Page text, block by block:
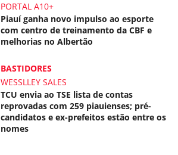
PORTAL A10+
Piauí ganha novo impulso ao esporte
com centro de treinamento da CBF e
melhorias no Albertão
BASTIDORES
WESSLLEY SALES
TCU envia ao TSE lista de contas
reprovadas com 259 piauienses; pré-
candidatos e ex-prefeitos estão entre os
nomes